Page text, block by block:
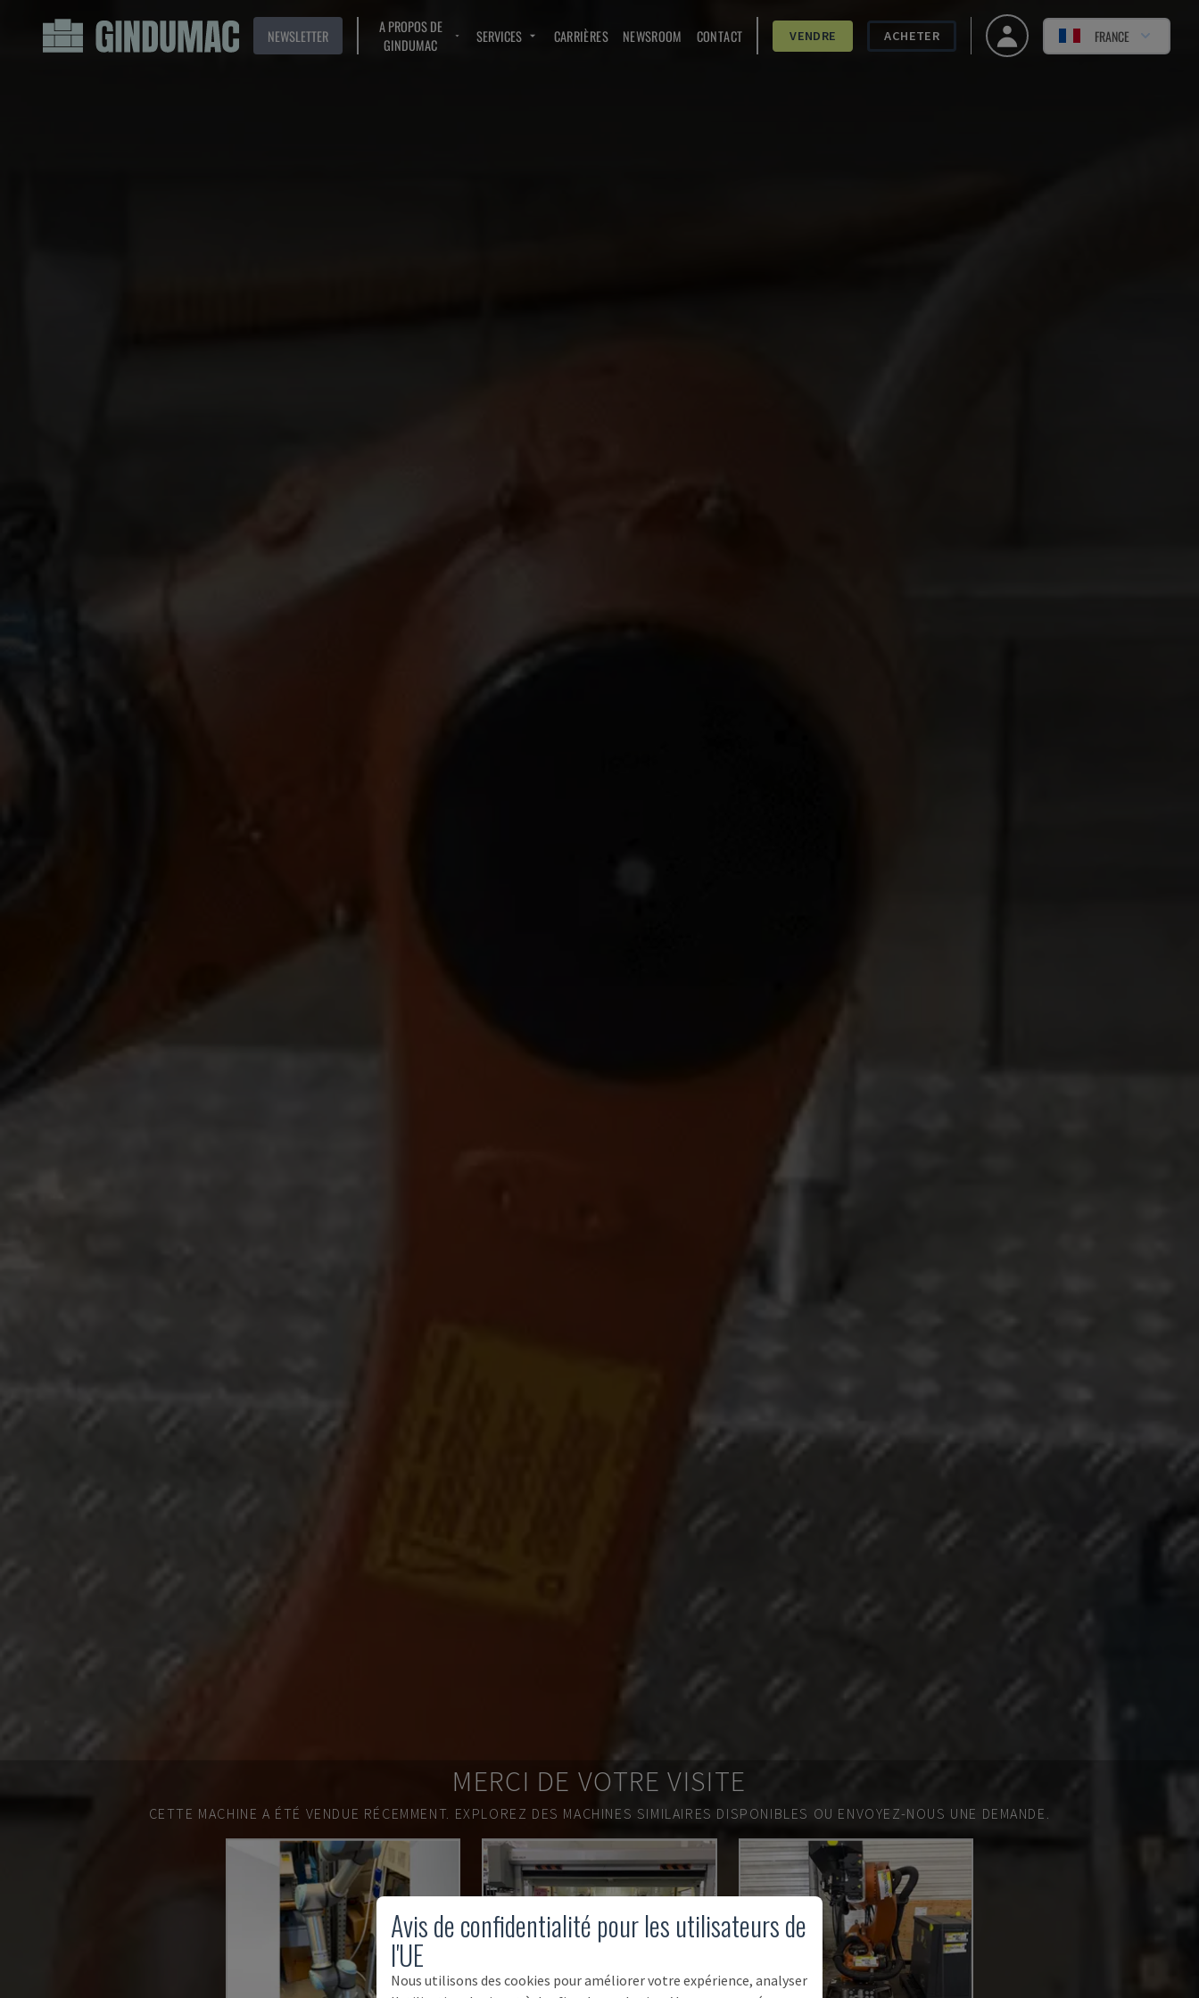
NEWSLETTER
A PROPOS DE
GINDUMAC
SERVICES CARRIÈRES NEWSROOM CONTACT VENDRE ACHETER FRANCE
MERCI DE VOTRE VISITE
CETTE MACHINE A ÉTÉ VENDUE RÉCEMMENT. EXPLOREZ DES MACHINES SIMILAIRES DISPONIBLES OU ENVOYEZ-NOUS UNE DEMANDE.
Avis de confidentialité pour les utilisateurs de
l'UE
Nous utilisons des cookies pour améliorer votre expérience, analyser